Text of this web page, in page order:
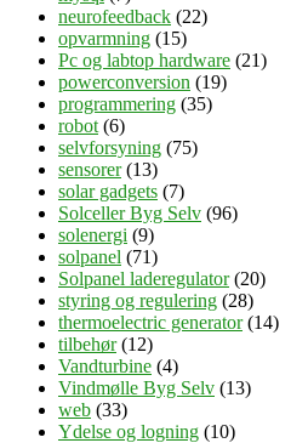
neurofeedback (22)
opvarmning (15)
Pc og labtop hardware (21)
powerconversion (19)
programmering (35)
robot (6)
selvforsyning (75)
sensorer(13)
solar gadgets (7)
Solceller Byg Selv (96)
solenergi (9)
solpanel (71)
Solpanel laderegulator(20)
styring og regulering (28)
thermoelectric generator(14)
tilbehør(12)
Vandturbine (4)
Vindmølle Byg Selv (13)
web (33)
Ydelse og logning (10)